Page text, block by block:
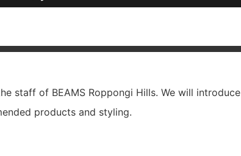
staff of BEAMS Roppongi Hills. We will introduce
products and styling.